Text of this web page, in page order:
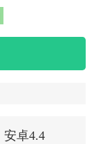
安卓4.4